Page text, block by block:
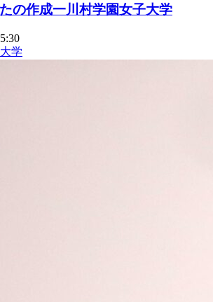
の作成一川村学園女子大学
学